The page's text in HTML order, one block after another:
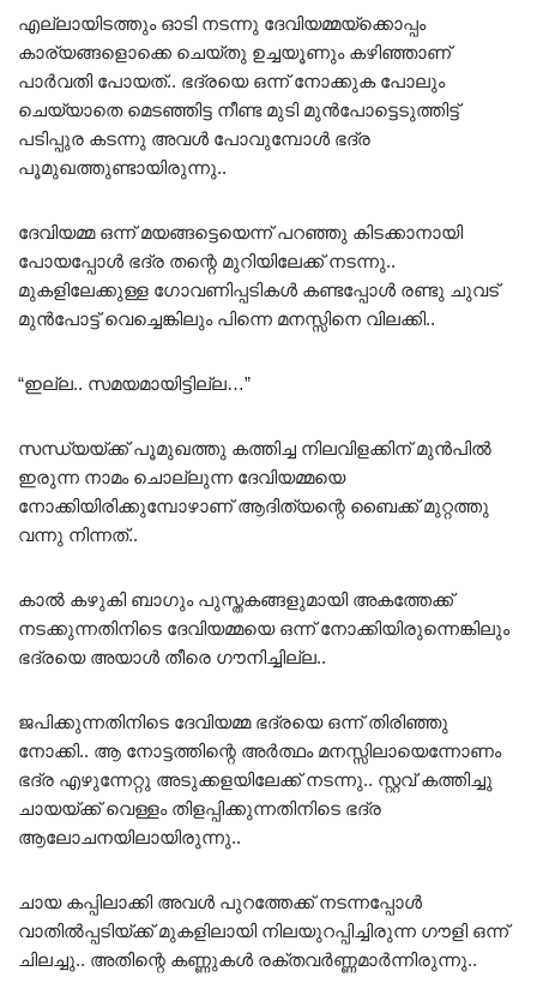
എല്ലായിടത്തും ഓടി നടന്നു ദേവിയമ്മയ്‌ക്കൊപ്പം
കാര്യങ്ങളൊക്കെ ചെയ്തു ഉച്ചയൂണും കഴിഞ്ഞാണ്
പാർവതി പോയത്.. ഭദ്രയെ ഒന്ന് നോക്കുക പോലും
ചെയ്യാതെ മെടഞ്ഞിട്ട നീണ്ട മുടി മുൻപോട്ടെടുത്തിട്ട്
പടിപ്പുര കടന്നു അവൾ പോവുമ്പോൾ ഭദ്ര
പൂമുഖത്തുണ്ടായിരുന്നു..
ദേവിയമ്മ ഒന്ന് മയങ്ങട്ടെയെന്ന് പറഞ്ഞു കിടക്കാനായി
പോയപ്പോൾ ഭദ്ര തന്റെ മുറിയിലേക്ക് നടന്നു..
മുകളിലേക്കുള്ള ഗോവണിപ്പടികൾ കണ്ടപ്പോൾ രണ്ടു ചുവട്
മുൻപോട്ട് വെച്ചെങ്കിലും പിന്നെ മനസ്സിനെ വിലക്കി..
“ഇല്ല.. സമയമായിട്ടില്ല…”
സന്ധ്യയ്ക്ക് പൂമുഖത്തു കത്തിച്ച നിലവിളക്കിന് മുൻപിൽ
ഇരുന്ന നാമം ചൊല്ലുന്ന ദേവിയമ്മയെ
നോക്കിയിരിക്കുമ്പോഴാണ് ആദിത്യന്റെ ബൈക്ക് മുറ്റത്തു
വന്നു നിന്നത്..
കാൽ കഴുകി ബാഗും പുസ്തകങ്ങളുമായി അകത്തേക്ക്
നടക്കുന്നതിനിടെ ദേവിയമ്മയെ ഒന്ന് നോക്കിയിരുന്നെങ്കിലും
ഭദ്രയെ അയാൾ തീരെ ഗൗനിച്ചില്ല..
ജപിക്കുന്നതിനിടെ ദേവിയമ്മ ഭദ്രയെ ഒന്ന് തിരിഞ്ഞു
നോക്കി.. ആ നോട്ടത്തിന്റെ അർത്ഥം മനസ്സിലായെന്നോണം
ഭദ്ര എഴുന്നേറ്റു അടുക്കളയിലേക്ക് നടന്നു.. സ്റ്റവ് കത്തിച്ചു
ചായയ്ക്ക് വെള്ളം തിളപ്പിക്കുന്നതിനിടെ ഭദ്ര
ആലോചനയിലായിരുന്നു..
ചായ കപ്പിലാക്കി അവൾ പുറത്തേക്ക് നടന്നപ്പോൾ
വാതിൽപ്പടിയ്ക്ക് മുകളിലായി നിലയുറപ്പിച്ചിരുന്ന ഗൗളി ഒന്ന്
ചിലച്ചു.. അതിന്റെ കണ്ണുകൾ രക്തവർണ്ണമാർന്നിരുന്നു..